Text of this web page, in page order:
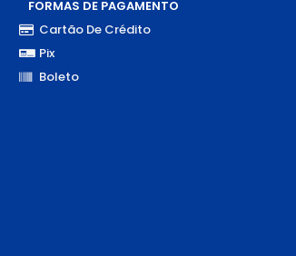
FORMAS DE PAGAMENTO
Cartão De Crédito
Pix
Boleto